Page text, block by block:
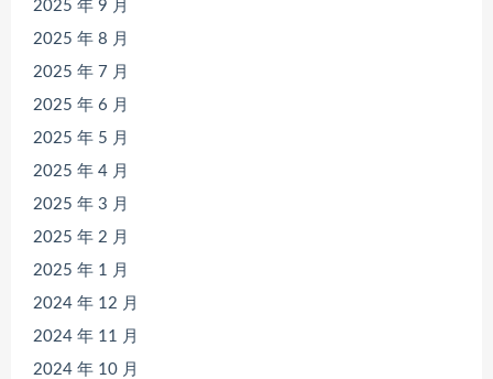
2025 年 9 月
2025 年 8 月
2025 年 7 月
2025 年 6 月
2025 年 5 月
2025 年 4 月
2025 年 3 月
2025 年 2 月
2025 年 1 月
2024 年 12 月
2024 年 11 月
2024 年 10 月